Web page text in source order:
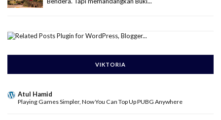
VIKTORIA
Atul Hamid
Playing Games Simpler, Now You Can Top Up PUBG Anywhere